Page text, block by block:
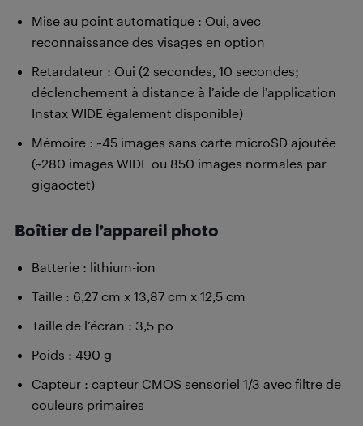
Mise au point automatique : Oui, avec
reconnaissance des visages en option
Retardateur : Oui (2 secondes, 10 secondes;
déclenchement à distance à l’aide de l’application
Instax WIDE également disponible)
Mémoire : ~45 images sans carte microSD ajoutée
(~280 images WIDE ou 850 images normales par
gigaoctet)
Boîtier de l’appareil photo
Batterie : lithium-ion
Taille : 6,27 cm x 13,87 cm x 12,5 cm
Taille de l’écran : 3,5 po
Poids : 490 g
Capteur : capteur CMOS sensoriel 1/3 avec filtre de
couleurs primaires